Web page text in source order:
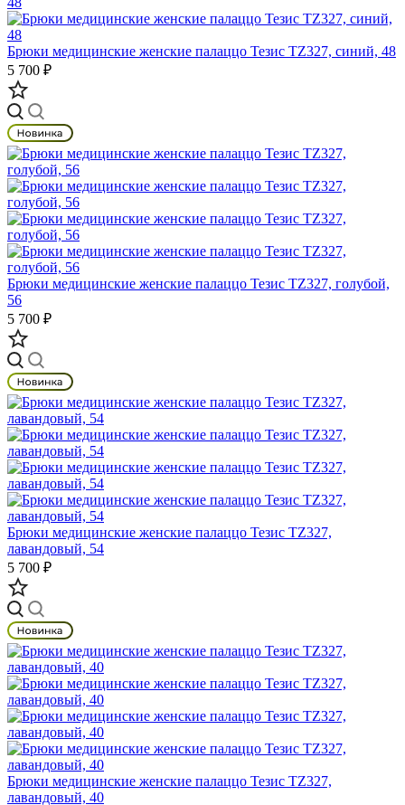
Брюки медицинские женские палаццо Тезис TZ327, синий, 48
5 700 ₽
Брюки медицинские женские палаццо Тезис TZ327, голубой,
56
5 700 ₽
Брюки медицинские женские палаццо Тезис TZ327,
лавандовый, 54
5 700 ₽
Брюки медицинские женские палаццо Тезис TZ327,
лавандовый, 40